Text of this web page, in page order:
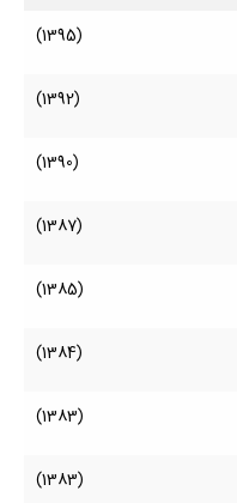
(1395)
(1392)
(1390)
(1387)
(1385)
(1384)
(1383)
(1383)